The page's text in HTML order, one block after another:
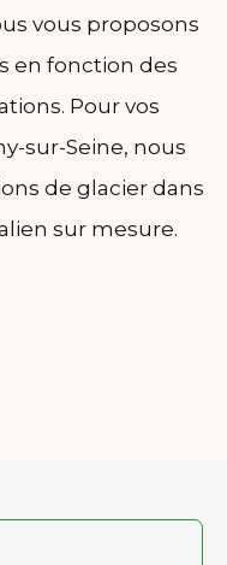
vous proposons
en fonction des
Pour vos
sur-Seine, nous
de glacier dans
sur mesure.